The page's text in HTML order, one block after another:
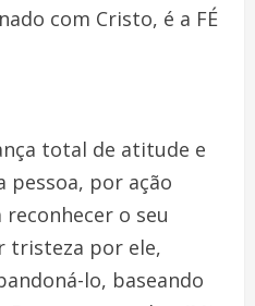
com Cristo, é a FÉ
total de atitude e
pessoa, por ação
reconhecer o seu
tristeza por ele,
lo, baseando